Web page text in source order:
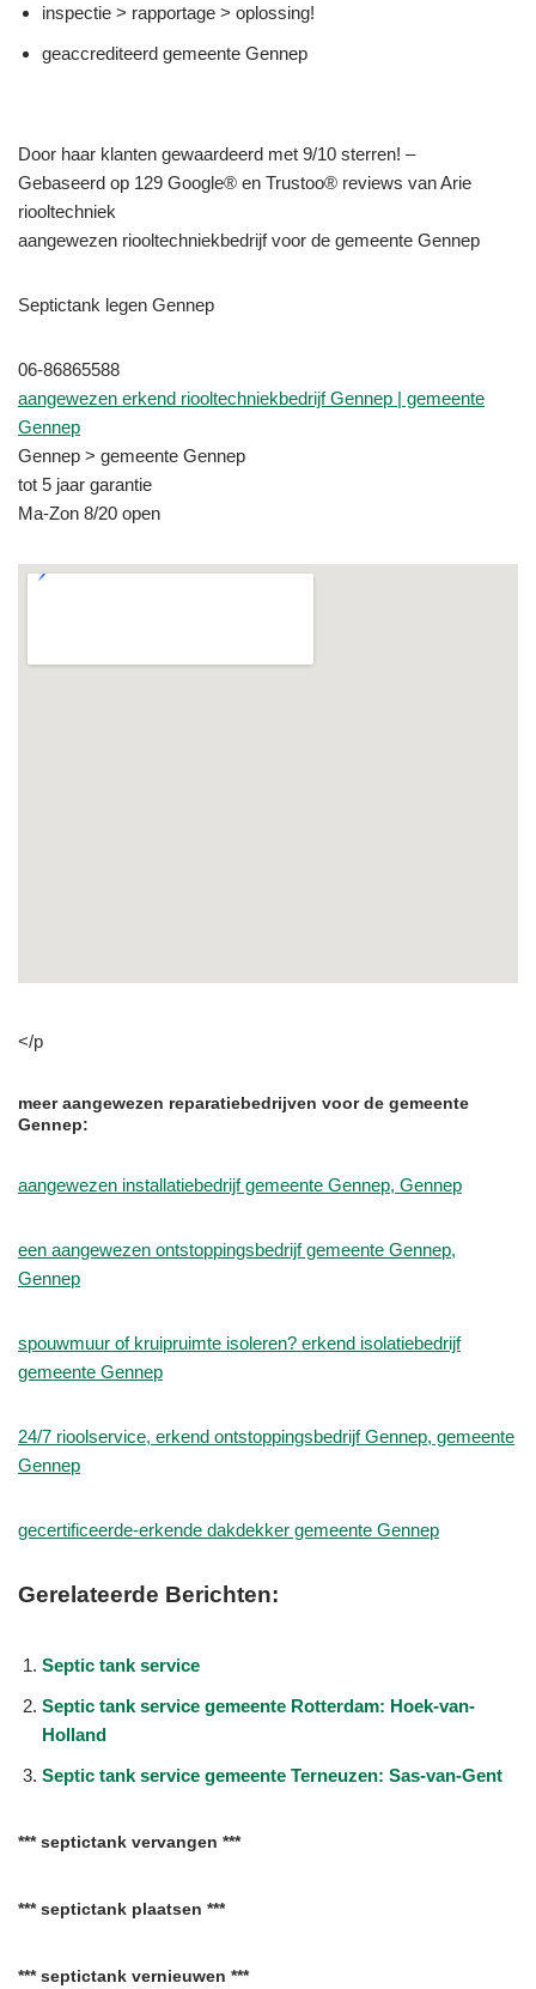
inspectie > rapportage > oplossing!
geaccrediteerd gemeente Gennep
Door haar klanten gewaardeerd met 9/10 sterren! –
Gebaseerd op 129 Google® en Trustoo® reviews van Arie
riooltechniek
aangewezen riooltechniekbedrijf voor de gemeente Gennep
Septictank legen Gennep
06-86865588
aangewezen erkend riooltechniekbedrijf Gennep | gemeente
Gennep
Gennep > gemeente Gennep
tot 5 jaar garantie
Ma-Zon 8/20 open
</p
meer aangewezen reparatiebedrijven voor de gemeente
Gennep:
aangewezen installatiebedrijf gemeente Gennep, Gennep
een aangewezen ontstoppingsbedrijf gemeente Gennep,
Gennep
spouwmuur of kruipruimte isoleren? erkend isolatiebedrijf
gemeente Gennep
24/7 rioolservice, erkend ontstoppingsbedrijf Gennep, gemeente
Gennep
gecertificeerde-erkende dakdekker gemeente Gennep
Gerelateerde Berichten:
Septic tank service
Septic tank service gemeente Rotterdam: Hoek-van-
Holland
Septic tank service gemeente Terneuzen: Sas-van-Gent
*** septictank vervangen ***
*** septictank plaatsen ***
*** septictank vernieuwen ***